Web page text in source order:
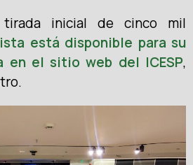
tirada inicial de cinco mil
está disponible para su
en el sitio web del ICESP,